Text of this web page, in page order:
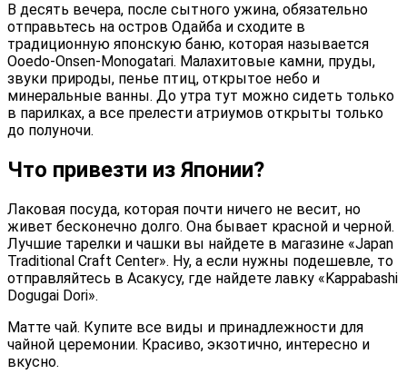
В десять вечера, после сытного ужина, обязательно
отправьтесь на остров Одайба и сходите в
традиционную японскую баню, которая называется
Ooedo-Onsen-Monogatari. Малахитовые камни, пруды,
звуки природы, пенье птиц, открытое небо и
минеральные ванны. До утра тут можно сидеть только
в парилках, а все прелести атриумов открыты только
до полуночи.
Что привезти из Японии?
Лаковая посуда, которая почти ничего не весит, но
живет бесконечно долго. Она бывает красной и черной.
Лучшие тарелки и чашки вы найдете в магазине «Japan
Traditional Craft Center». Ну, а если нужны подешевле, то
отправляйтесь в Асакусу, где найдете лавку «Kappabashi
Dogugai Dori».
Матте чай. Купите все виды и принадлежности для
чайной церемонии. Красиво, экзотично, интересно и
вкусно.